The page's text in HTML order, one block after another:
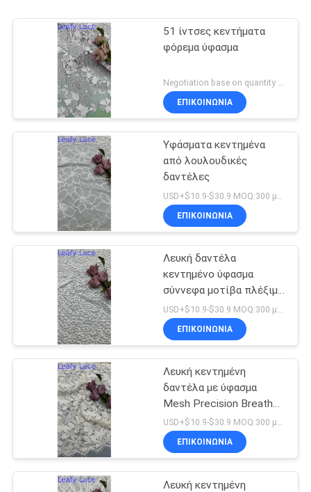
51 ίντσες κεντήματα
φόρεμα ύφασμα
Negotiation base on quantity MOQ:15y
ΕΠΙΚΟΙΝΩΝΙΑ
Υφάσματα κεντημένα
από λουλουδικές
δαντέλες
ΕΠΙΚΟΙΝΩΝΙΑ
Λευκή δαντέλα
κεντημένο ύφασμα
σύννεφα μοτίβα πλέξιμο
γήπεδο για νυφικά γάμου
ΕΠΙΚΟΙΝΩΝΙΑ
Λευκή κεντημένη
δαντέλα με ύφασμα
Mesh Precision Breathe
για επίσημα ενδύματα
USD+$10.9-$30.9 MOQ:300 μέτρα.
ΕΠΙΚΟΙΝΩΝΙΑ
Λευκή κεντημένη